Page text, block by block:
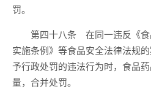
罚。
第四十八条 在同一违反《食
实施条例》等食品安全法律法规
予行政处罚的违法行为时，食品
量，合并处罚。